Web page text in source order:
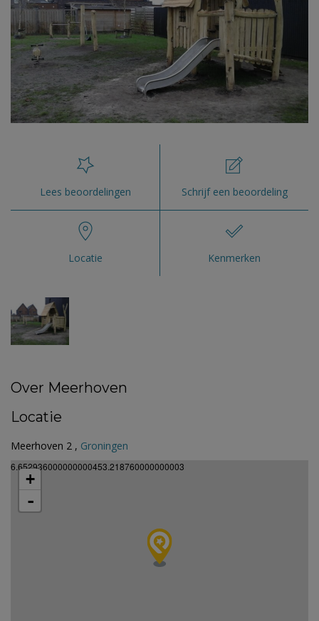
Lees beoordelingen Schrijf een beoordeling
Locatie Kenmerken
Over Meerhoven
Locatie
Meerhoven 2 , Groningen
6.652936000000000453.218760000000003
+
-